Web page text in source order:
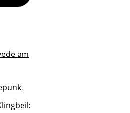
am